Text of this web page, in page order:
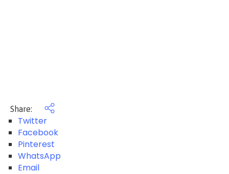
Share:
Twitter
Facebook
Pinterest
WhatsApp
Email